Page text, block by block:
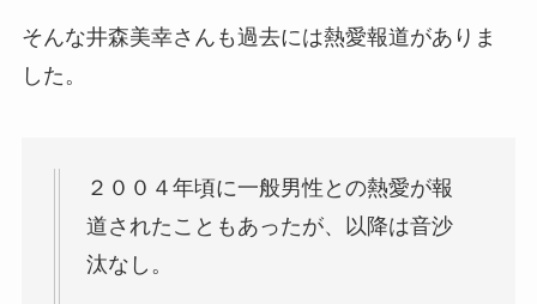
そんな井森美幸さんも過去には熱愛報道がありま
した。
２００４年頃に一般男性との熱愛が報
道されたこともあったが、以降は音沙
汰なし。